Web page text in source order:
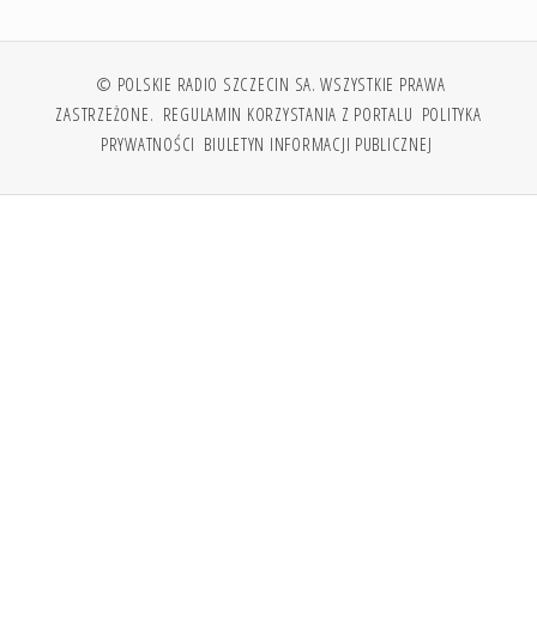
© POLSKIE RADIO SZCZECIN SA. WSZYSTKIE PRAWA
ZASTRZEŻONE. REGULAMIN KORZYSTANIA Z PORTALU POLITYKA
PRYWATNOŚCI BIULETYN INFORMACJI PUBLICZNEJ